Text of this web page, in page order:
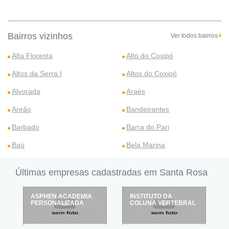
Bairros vizinhos Ver todos bairros
Alta Floresta Alto do Coxipó
Altos da Serra I Altos do Coxipó
Alvorada Araés
Areão Bandeirantes
Barbado Barra do Pari
Baú Bela Marina
Últimas empresas cadastradas em Santa Rosa
INSTITUTO DA
COLUNA VERTEBRAL
CAMPING ÁGUAS
CLARAS